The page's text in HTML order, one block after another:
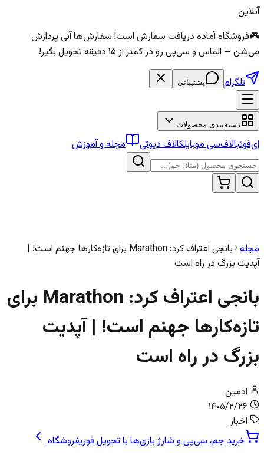
آنلاین
🎮فروشگاه آماده دریافت سفارش است!·سفارش‌ها آنی پردازش
می‌شن — الماس و سی‌پی رو در کمتر از ۱۵ دقیقه تحویل بگیر!
تلگرام پشتیبانی
دسته‌بندی محصولات
ای‌فوتبالاف‌سی موبایلکالاف دیوتی مجله و آموزش
مجله
بانجی اعتراف کرد: Marathon برای تازه‌کارها جهنم است! |
آپدیت بزرگ در راه است
بانجی اعتراف کرد: Marathon برای
تازه‌کارها جهنم است! | آپدیت
بزرگ در راه است
ادمین
۱۴۰۵/۲/۲۶
اخبار
خرید جم، سی‌پی و شارژ بازی‌ها با تحویل فوریفروشگاه